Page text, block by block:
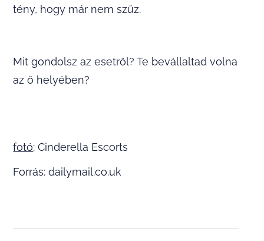
tény, hogy már nem szűz.
Mit gondolsz az esetről? Te bevállaltad volna
az ő helyében?
fotó: Cinderella Escorts
Forrás: dailymail.co.uk